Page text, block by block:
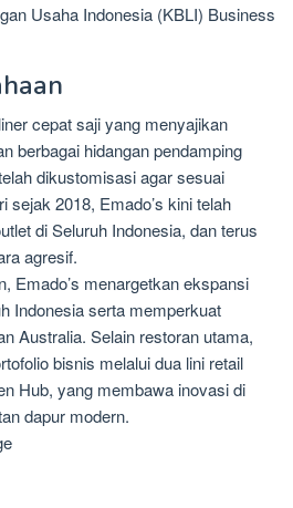
Usaha Indonesia (KBLI) Business
cepat saji yang menyajikan
berbagai hidangan pendamping
dikustomisasi agar sesuai
sejak 2018, Emado’s kini telah
di Seluruh Indonesia, dan terus
agresif.
Emado’s menargetkan ekspansi
Indonesia serta memperkuat
Australia. Selain restoran utama,
bisnis melalui dua lini retail
Hub, yang membawa inovasi di
dapur modern.